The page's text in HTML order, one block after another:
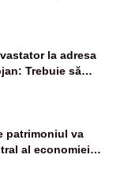
la adresa
Trebuie să
nu șținem omaneii
patrimoniul va
al economiei